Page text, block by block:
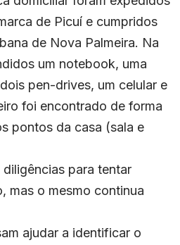
de Picuí e cumpridos
de Nova Palmeira. Na
um notebook, uma
pen-drives, um celular e
foi encontrado de forma
pontos da casa (sala e
para tentar
mas o mesmo continua
ajudar a identificar o